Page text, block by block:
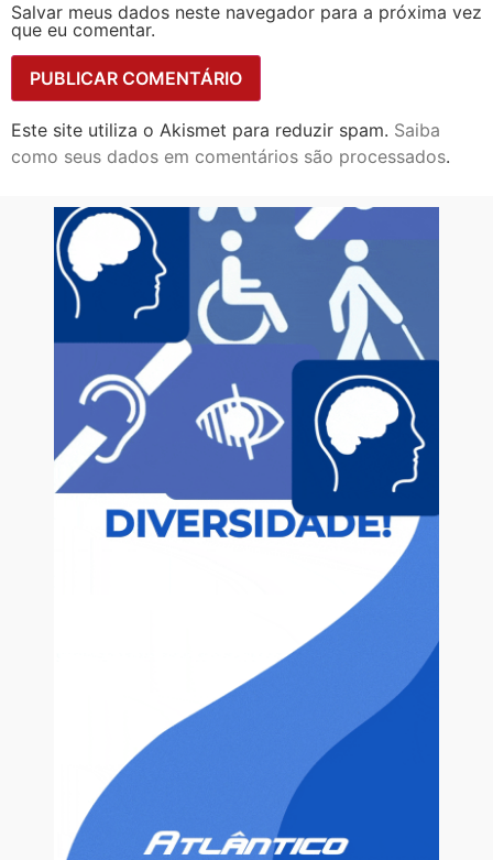
Salvar meus dados neste navegador para a próxima vez
que eu comentar.
Este site utiliza o Akismet para reduzir spam. Saiba
como seus dados em comentários são processados.